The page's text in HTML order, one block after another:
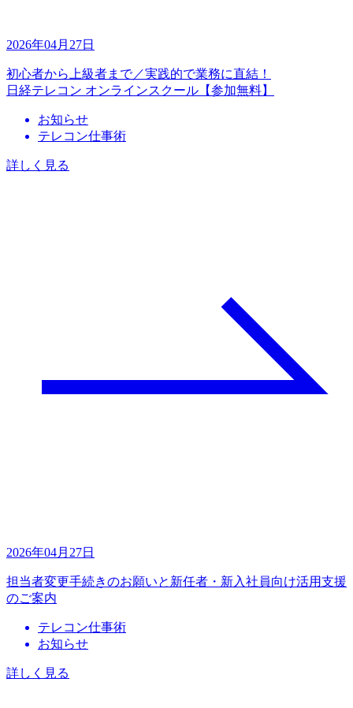
2026年04月27日
初心者から上級者まで／実践的で業務に直結！
日経テレコン オンラインスクール【参加無料】
お知らせ
テレコン仕事術
詳しく見る
2026年04月27日
担当者変更手続きのお願いと新任者・新入社員向け活用支援
のご案内
テレコン仕事術
お知らせ
詳しく見る